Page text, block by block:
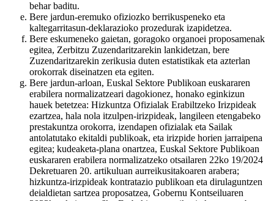
behar baditu.
Bere jardun-eremuko ofiziozko berrikuspeneko eta
kaltegarritasun-deklarazioko prozedurak izapidetzea.
Bere eskumeneko gaietan, goragoko organoei proposamenak
egitea, Zerbitzu Zuzendaritzarekin lankidetzan, bere
Zuzendaritzarekin zerikusia duten estatistikak eta azterlan
orokorrak diseinatzen eta egiten.
Bere jardun-arloan, Euskal Sektore Publikoan euskararen
erabilera normalizatzeari dagokionez, honako eginkizun
hauek betetzea: Hizkuntza Ofizialak Erabiltzeko Irizpideak
ezartzea, hala nola itzulpen-irizpideak, langileen etengabeko
prestakuntza orokorra, izendapen ofizialak eta Sailak
antolatutako ekitaldi publikoak, eta irizpide horien jarraipena
egitea; kudeaketa-plana onartzea, Euskal Sektore Publikoan
euskararen erabilera normalizatzeko otsailaren 22ko 19/2024
Dekretuaren 20. artikuluan aurreikusitakoaren arabera;
hizkuntza-irizpideak kontratazio publikoan eta dirulaguntzen
deialdietan sartzea proposatzea, Gobernu Kontseiluaren